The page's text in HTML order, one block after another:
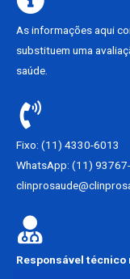
As informações aqui
substituem uma
saúde.
Fixo: (11) 4330-6013
WhatsApp: (11)
Responsável técnico